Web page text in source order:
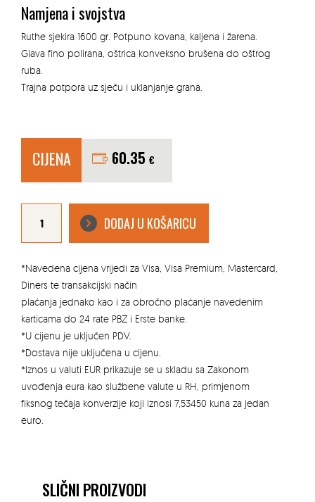
Namjena i svojstva
Ruthe sjekira 1600 gr. Potpuno kovana, kaljena i žarena.
Glava fino polirana, oštrica konveksno brušena do oštrog
ruba.
Trajna potpora uz sječu i uklanjanje grana.
CIJENA 60.35 €
RUTHE
RUČKOM
HIKORIJA
količina
DODAJ U KOŠARICU
*Navedena cijena vrijedi za Visa, Visa Premium, Mastercard,
Diners te transakcijski način
plaćanja jednako kao i za obročno plaćanje navedenim
karticama do 24 rate PBZ i Erste banke.
*U cijenu je uključen PDV.
*Dostava nije uključena u cijenu.
*Iznos u valuti EUR prikazuje se u skladu sa Zakonom
uvođenja eura kao službene valute u RH, primjenom
fiksnog tečaja konverzije koji iznosi 7,53450 kuna za jedan
euro.
SLIČNI PROIZVODI